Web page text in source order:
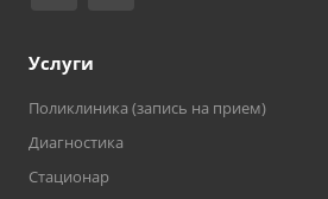
Услуги
Поликлиника (запись на прием)
Диагностика
Стационар